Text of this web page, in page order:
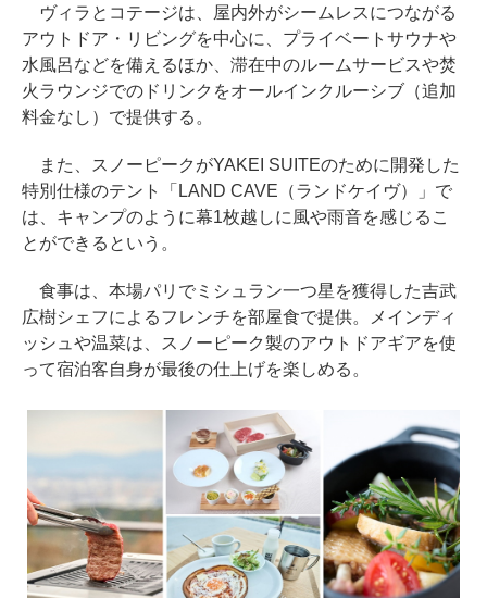
ヴィラとコテージは、屋内外がシームレスにつながる
アウトドア・リビングを中心に、プライベートサウナや
水風呂などを備えるほか、滞在中のルームサービスや焚
火ラウンジでのドリンクをオールインクルーシブ（追加
料金なし）で提供する。
また、スノーピークがYAKEI SUITEのために開発した
特別仕様のテント「LAND CAVE（ランドケイヴ）」で
は、キャンプのように幕1枚越しに風や雨音を感じるこ
とができるという。
食事は、本場パリでミシュラン一つ星を獲得した吉武
広樹シェフによるフレンチを部屋食で提供。メインディ
ッシュや温菜は、スノーピーク製のアウトドアギアを使
って宿泊客自身が最後の仕上げを楽しめる。